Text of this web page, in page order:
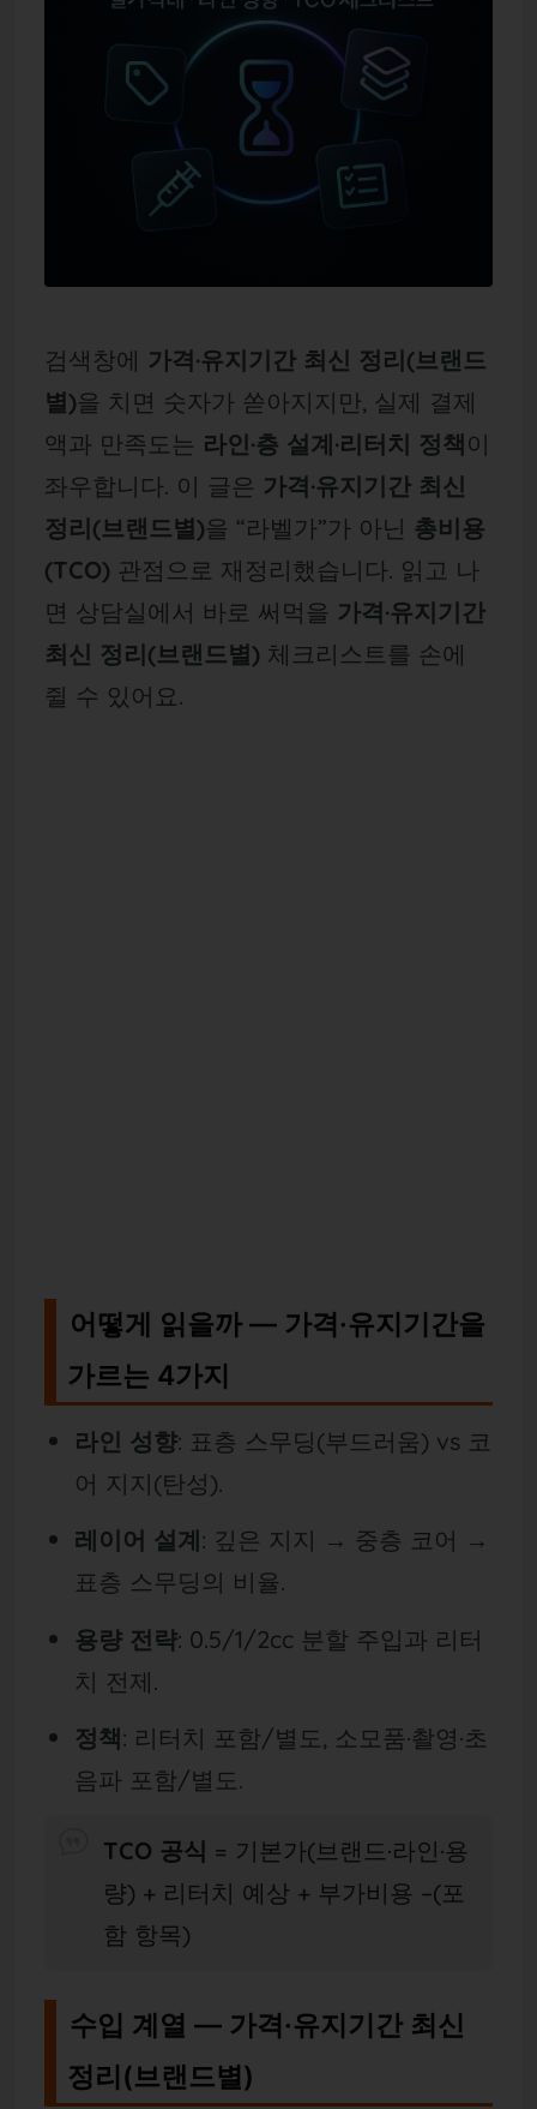
검색창에 가격·유지기간 최신 정리(브랜드
별)을 치면 숫자가 쏟아지지만, 실제 결제
액과 만족도는 라인·층 설계·리터치 정책이
좌우합니다. 이 글은 가격·유지기간 최신
정리(브랜드별)을 “라벨가”가 아닌 총비용
(TCO) 관점으로 재정리했습니다. 읽고 나
면 상담실에서 바로 써먹을 가격·유지기간
최신 정리(브랜드별) 체크리스트를 손에
쥘 수 있어요.
어떻게 읽을까 — 가격·유지기간을
가르는 4가지
라인 성향: 표층 스무딩(부드러움) vs 코
어 지지(탄성).
레이어 설계: 깊은 지지 → 중층 코어 →
표층 스무딩의 비율.
용량 전략: 0.5/1/2cc 분할 주입과 리터
치 전제.
정책: 리터치 포함/별도, 소모품·촬영·초
음파 포함/별도.
TCO 공식 = 기본가(브랜드·라인·용
량) + 리터치 예상 + 부가비용 –(포
함 항목)
수입 계열 — 가격·유지기간 최신
정리(브랜드별)